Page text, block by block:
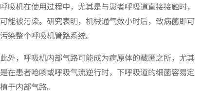
呼吸机在使用过程中，尤其是与患者呼吸道直接接触时，
可能被污染。研究表明，机械通气数小时后，致病菌即可
污染整个呼吸机管路系统。
此外，呼吸机内部气路可能成为病原体的藏匿之所，尤其
是在患者呛咳或呼吸气流逆行时，下呼吸道的细菌容易定
植于内部气路。